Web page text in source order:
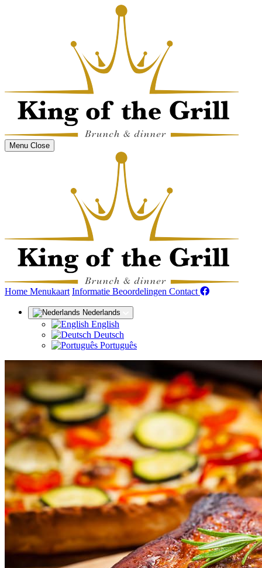
Menu Close
Home (huidige)
Menukaart Informatie Beoordelingen Contact
Nederlands
English
Deutsch
Português